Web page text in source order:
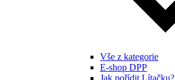
Vše z kategorie
E-shop DPP
Jak pořídit Lítačku?